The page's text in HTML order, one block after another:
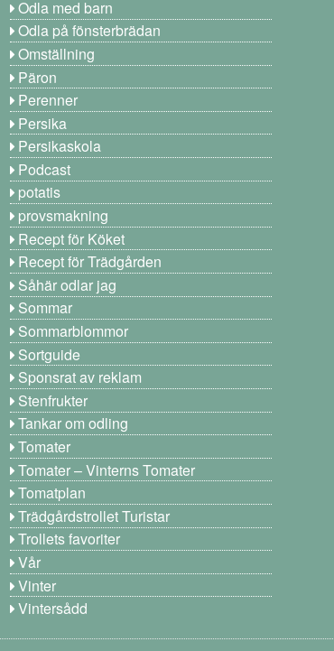
Odla med barn
Odla på fönsterbrädan
Omställning
Päron
Perenner
Persika
Persikaskola
Podcast
potatis
provsmakning
Recept för Köket
Recept för Trädgården
Såhär odlar jag
Sommar
Sommarblommor
Sortguide
Sponsrat av reklam
Stenfrukter
Tankar om odling
Tomater
Tomater – Vinterns Tomater
Tomatplan
Trädgårdstrollet Turistar
Trollets favoriter
Vår
Vinter
Vintersådd